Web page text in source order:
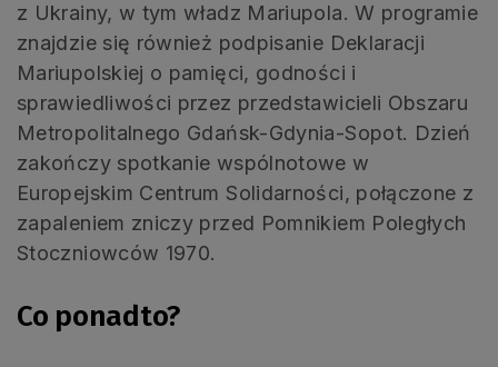
z Ukrainy, w tym władz Mariupola. W programie
znajdzie się również podpisanie Deklaracji
Mariupolskiej o pamięci, godności i
sprawiedliwości przez przedstawicieli Obszaru
Metropolitalnego Gdańsk-Gdynia-Sopot. Dzień
zakończy spotkanie wspólnotowe w
Europejskim Centrum Solidarności, połączone z
zapaleniem zniczy przed Pomnikiem Poległych
Stoczniowców 1970.
Co ponadto?